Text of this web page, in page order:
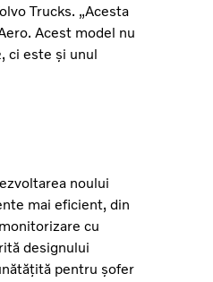
Trucks. „Acesta
Acest model nu
, ci este și unul
noului
mai eficient, din
cu
designului
pentru șofer